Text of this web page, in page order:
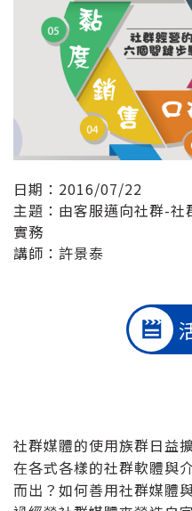
日期：2016/07/22
主題：由客服邁向社群-
實務
講師：許景泰
社群媒體的使用族群日益
在各式各樣的社群軟體與
而出？如何善用社群媒體